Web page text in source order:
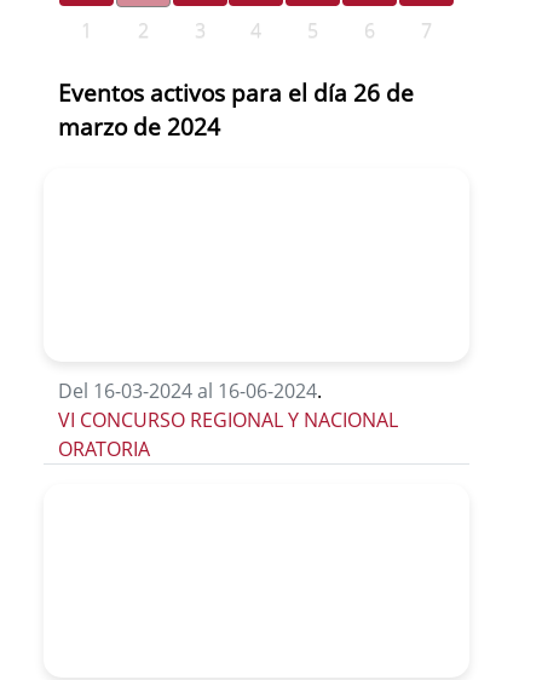
1 2 3 4 5 6 7
Eventos activos para el día 26 de
marzo de 2024
Del 16-03-2024 al 16-06-2024.
VI CONCURSO REGIONAL Y NACIONAL
ORATORIA